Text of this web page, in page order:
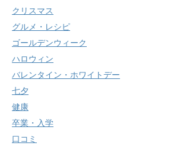
クリスマス
グルメ・レシピ
ゴールデンウィーク
ハロウィン
バレンタイン・ホワイトデー
七夕
健康
卒業・入学
口コミ